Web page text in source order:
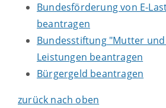
Bundesförderung von E-
beantragen
Bundesstiftung "Mutter
Leistungen beantragen
Bürgergeld beantragen
zurück nach oben